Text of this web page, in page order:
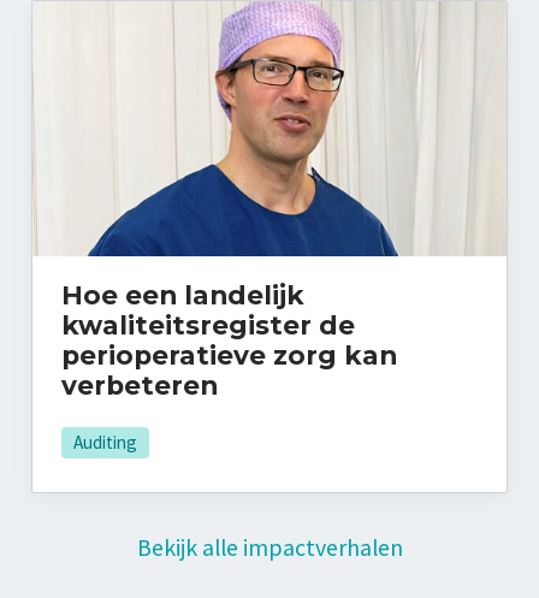
Hoe een landelijk
kwaliteitsregister de
perioperatieve zorg kan
verbeteren
Auditing
Bekijk alle impactverhalen